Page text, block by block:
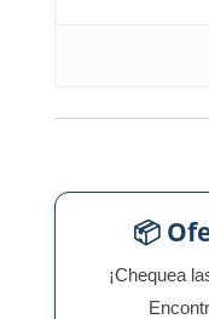
📦
¡Chequea